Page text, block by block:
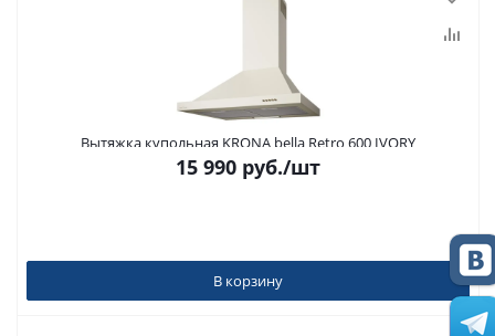
Вытяжка купольная KRONA bella Retro 600 IVORY
15 990 руб./шт
В корзину